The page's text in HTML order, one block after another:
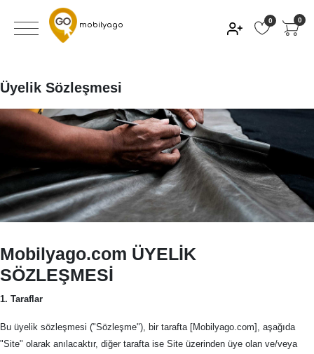
mobilyago 0 0
Üyelik Sözleşmesi
Mobilyago.com ÜYELİK
SÖZLEŞMESİ
1. Taraflar
Bu üyelik sözleşmesi ("Sözleşme"), bir tarafta [Mobilyago.com], aşağıda
"Site" olarak anılacaktır, diğer tarafta ise Site üzerinden üye olan ve/veya